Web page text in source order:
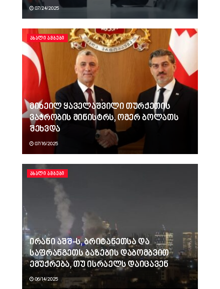
07/24/2025
ᲐᲮᲐᲚᲘ ᲐᲛᲑᲔᲑᲘ
მიხეილ ყაველაშვილი თურქეთის
ვაჭრობის მინისტრს, ომერ ბოლათს
შეხვდა
07/16/2025
ᲐᲮᲐᲚᲘ ᲐᲛᲑᲔᲑᲘ
ირანი აშშ-ს, ბრიტანეთსა და
საფრანგეთს ბაზების დაბომბვით
ემუქრება, თუ ისრაელს დაიცავენ
06/14/2025